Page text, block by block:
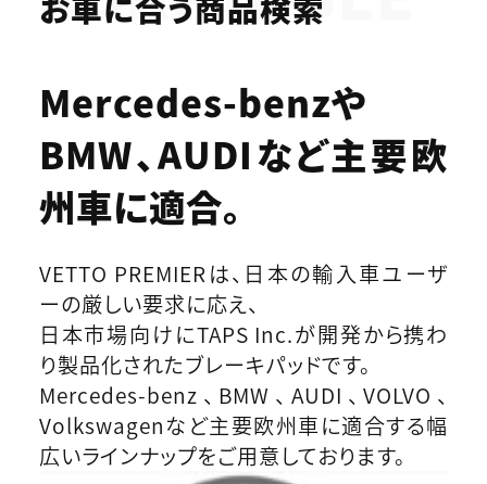
Mercedes-benzや
BMW、AUDIなど主要欧
州車に適合。
VETTO PREMIERは、日本の輸入車ユーザ
ーの厳しい要求に応え、
日本市場向けにTAPS Inc.が開発から携わ
り製品化されたブレーキパッドです。
Mercedes-benz、BMW、AUDI、VOLVO、
Volkswagenなど主要欧州車に適合する幅
広いラインナップをご用意しております。